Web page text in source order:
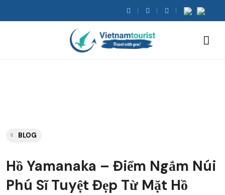
BLOG
Hồ Yamanaka – Điểm Ngắm Núi
Phú Sĩ Tuyệt Đẹp Từ Mặt Hồ